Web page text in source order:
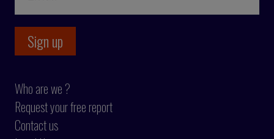
Who are we ?
Request your free report
Contact us